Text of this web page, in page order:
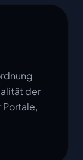
der
Portale,